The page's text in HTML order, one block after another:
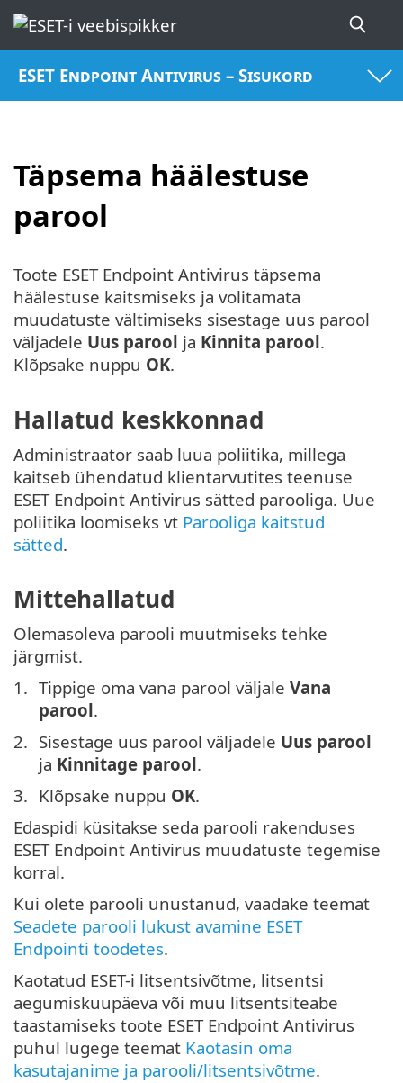
ESET Endpoint Antivirus – Sisukord
Täpsema häälestuse
parool
Toote ESET Endpoint Antivirus täpsema
häälestuse kaitsmiseks ja volitamata
muudatuste vältimiseks sisestage uus parool
väljadele Uus parool ja Kinnita parool.
Klõpsake nuppu OK.
Hallatud keskkonnad
Administraator saab luua poliitika, millega
kaitseb ühendatud klientarvutites teenuse
ESET Endpoint Antivirus sätted parooliga. Uue
poliitika loomiseks vt Parooliga kaitstud
sätted.
Mittehallatud
Olemasoleva parooli muutmiseks tehke
järgmist.
Tippige oma vana parool väljale Vana
parool.
Sisestage uus parool väljadele Uus parool
ja Kinnitage parool.
Klõpsake nuppu OK.
Edaspidi küsitakse seda parooli rakenduses
ESET Endpoint Antivirus muudatuste tegemise
korral.
Kui olete parooli unustanud, vaadake teemat
Seadete parooli lukust avamine ESET
Endpointi toodetes.
Kaotatud ESET-i litsentsivõtme, litsentsi
aegumiskuupäeva või muu litsentsiteabe
taastamiseks toote ESET Endpoint Antivirus
puhul lugege teemat Kaotasin oma
kasutajanime ja parooli/litsentsivõtme.